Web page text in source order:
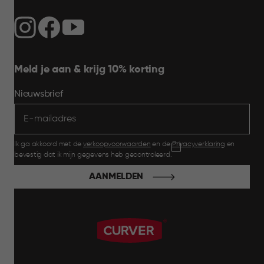
Meld je aan & krijg 10% korting
Nieuwsbrief
Ik ga akkoord met de verkoopvoorwaarden en dePrivacyverklaring en
bevestig dat ik mijn gegevens heb gecontroleerd.
AANMELDEN